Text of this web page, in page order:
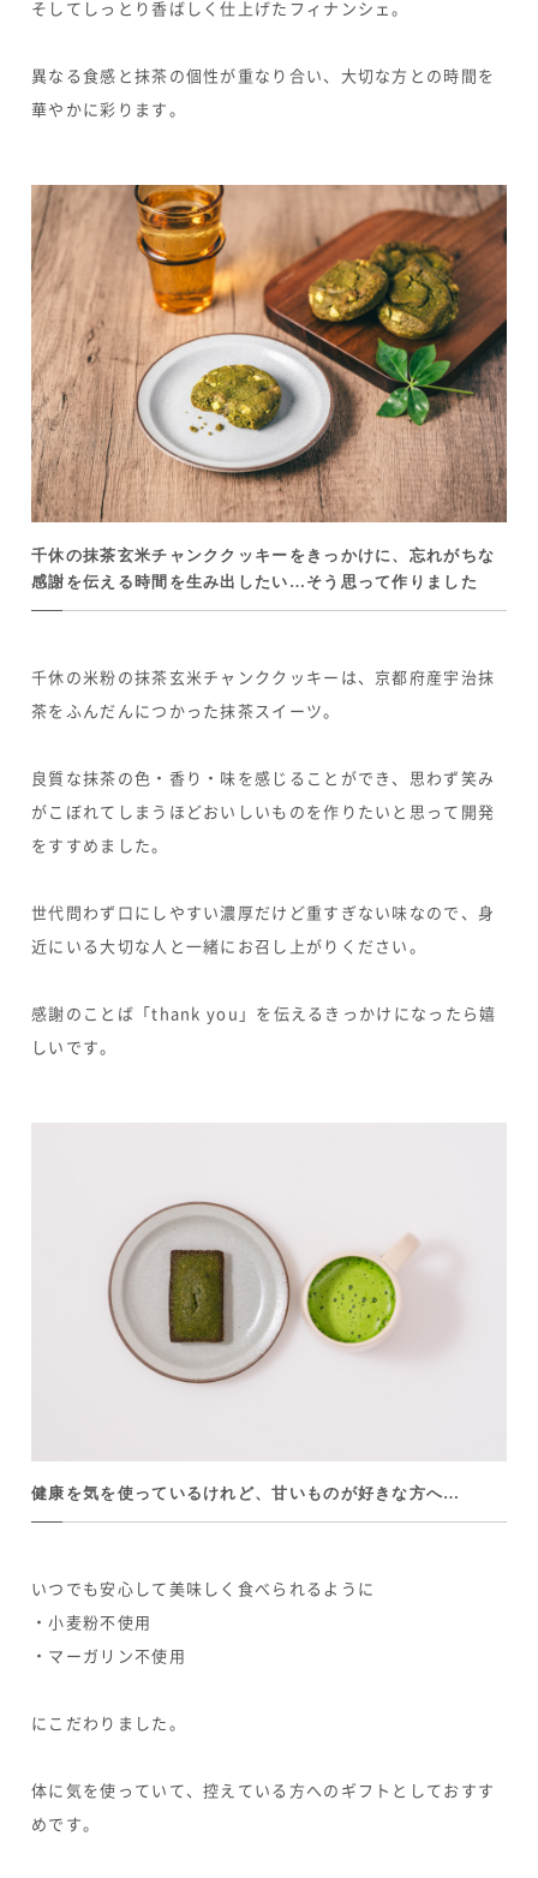
そしてしっとり香ばしく仕上げたフィナンシェ。
異なる食感と抹茶の個性が重なり合い、大切な方との時間を
華やかに彩ります。
千休の抹茶玄米チャンククッキーをきっかけに、忘れがちな
感謝を伝える時間を生み出したい…そう思って作りました
千休の米粉の抹茶玄米チャンククッキーは、京都府産宇治抹
茶をふんだんにつかった抹茶スイーツ。
良質な抹茶の色・香り・味を感じることができ、思わず笑み
がこぼれてしまうほどおいしいものを作りたいと思って開発
をすすめました。
世代問わず口にしやすい濃厚だけど重すぎない味なので、身
近にいる大切な人と一緒にお召し上がりください。
感謝のことば「thank you」を伝えるきっかけになったら嬉
しいです。
健康を気を使っているけれど、甘いものが好きな方へ…
いつでも安心して美味しく食べられるように
・小麦粉不使用
・マーガリン不使用
にこだわりました。
体に気を使っていて、控えている方へのギフトとしておすす
めです。